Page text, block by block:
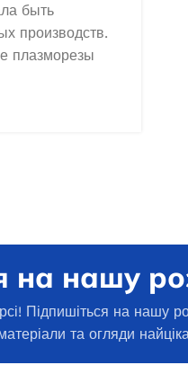
быть
производств.
плазморезы
на нашу
Підпишіться на нашу
та огляди